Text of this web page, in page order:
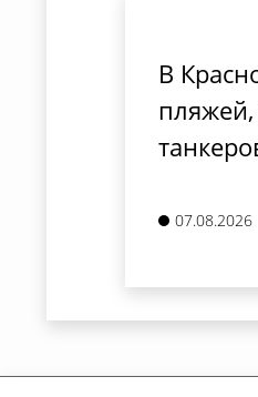
В
07.08.2026